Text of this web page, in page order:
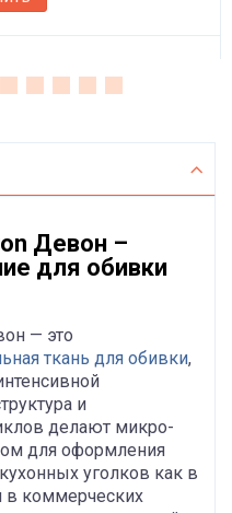
Девон –
для обивки
— это
ткань для обивки,
и
делают микро-
для оформления
уголков как в
в коммерческих